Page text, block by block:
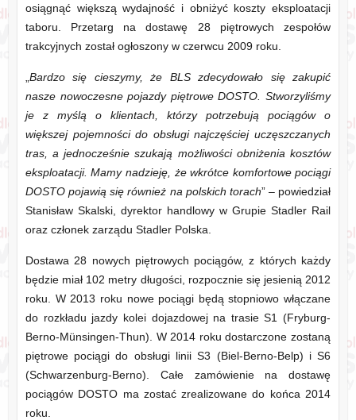
osiągnąć większą wydajność i obniżyć koszty eksploatacji
taboru. Przetarg na dostawę 28 piętrowych zespołów
trakcyjnych został ogłoszony w czerwcu 2009 roku.
Bardzo się cieszymy, że BLS zdecydowało się zakupić
nasze nowoczesne pojazdy piętrowe DOSTO. Stworzyliśmy
je z myślą o klientach, którzy potrzebują pociągów o
większej pojemności do obsługi najczęściej uczęszczanych
tras, a jednocześnie szukają możliwości obniżenia kosztów
eksploatacji. Mamy nadzieję, że wkrótce komfortowe pociągi
DOSTO pojawią się również na polskich torach” – powiedział
Stanisław Skalski, dyrektor handlowy w Grupie Stadler Rail
oraz członek zarządu Stadler Polska.
Dostawa 28 nowych piętrowych pociągów, z których każdy
będzie miał 102 metry długości, rozpocznie się jesienią 2012
roku. W 2013 roku nowe pociągi będą stopniowo włączane
do rozkładu jazdy kolei dojazdowej na trasie S1 (Fryburg-
Berno-Münsingen-Thun). W 2014 roku dostarczone zostaną
piętrowe pociągi do obsługi linii S3 (Biel-Berno-Belp) i S6
(Schwarzenburg-Berno). Całe zamówienie na dostawę
pociągów DOSTO ma zostać zrealizowane do końca 2014
roku.